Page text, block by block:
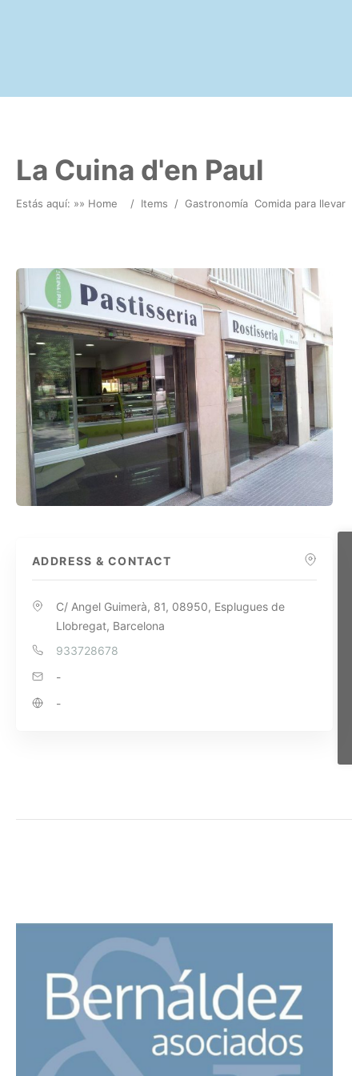
La Cuina d'en Paul
Estás aquí: »» Home / Items / Gastronomía Comida para llevar
ADDRESS & CONTACT
C/ Angel Guimerà, 81, 08950, Esplugues de
Llobregat, Barcelona
933728678
-
-